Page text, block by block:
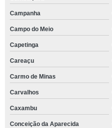
Campanha
Campo do Meio
Capetinga
Careaçu
Carmo de Minas
Carvalhos
Caxambu
Conceição da Aparecida